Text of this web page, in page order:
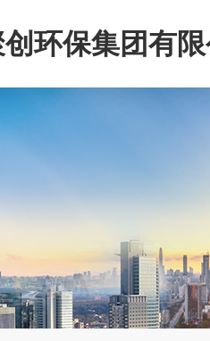
环保集团有